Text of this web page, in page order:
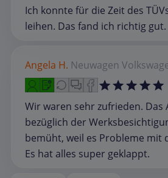
Ich konnte für die Zeit des
leihen. Das fand ich richtig gut.
Angela H. Neuwagen
Wir waren sehr zufrieden. Das
bezüglich der
bemüht, weil es Probleme mit
Es hat alles super geklappt.